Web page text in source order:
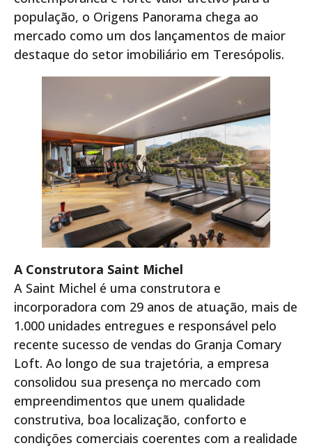
população, o Origens Panorama chega ao
mercado como um dos lançamentos de maior
destaque do setor imobiliário em Teresópolis.
A Construtora Saint Michel
A Saint Michel é uma construtora e
incorporadora com 29 anos de atuação, mais de
1.000 unidades entregues e responsável pelo
recente sucesso de vendas do Granja Comary
Loft. Ao longo de sua trajetória, a empresa
consolidou sua presença no mercado com
empreendimentos que unem qualidade
construtiva, boa localização, conforto e
condições comerciais coerentes com a realidade